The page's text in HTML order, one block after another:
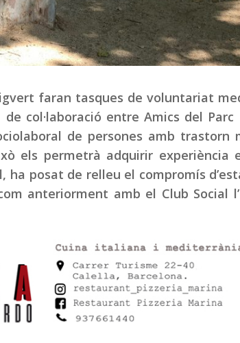
faran tasques de voluntariat
col·laboració entre Amics del
de persones amb trastorn
els permetrà adquirir experiència
posat de relleu el compromís
anteriorment amb el Club Social